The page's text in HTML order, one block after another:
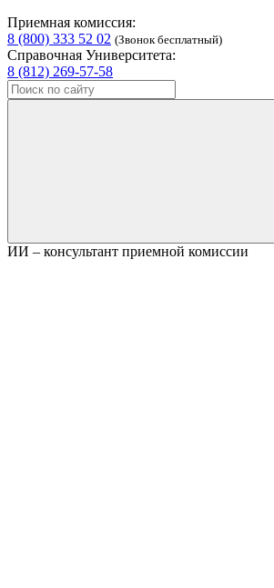
Приемная комиссия:
8 (800) 333 52 02 (Звонок бесплатный)
Справочная Университета:
8 (812) 269-57-58
ИИ – консультант приемной комиссии